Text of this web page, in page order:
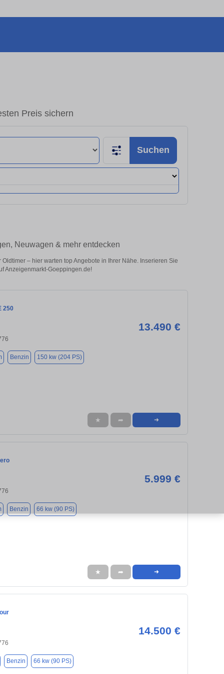
Preis sichern
Suchen
Neuwagen & mehr entdecken
– hier warten top Angebote in Ihrer Nähe. Inserieren Sie
Anzeigenmarkt-Goeppingen.de!
250
13.490 €
Benzin 150 kw (204 PS)
★ ➦ ➜
5.999 €
Benzin 66 kw (90 PS)
★ ➦ ➜
14.500 €
Benzin 66 kw (90 PS)